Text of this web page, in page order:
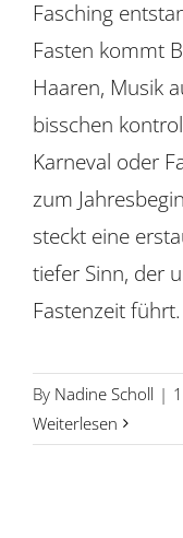
Fasching
Fasten kommt
Haaren, Musik
bisschen
Karneval oder
zum
steckt eine
tiefer Sinn, der
Fastenzeit führt.
By Nadine Scholl |
Weiterlesen